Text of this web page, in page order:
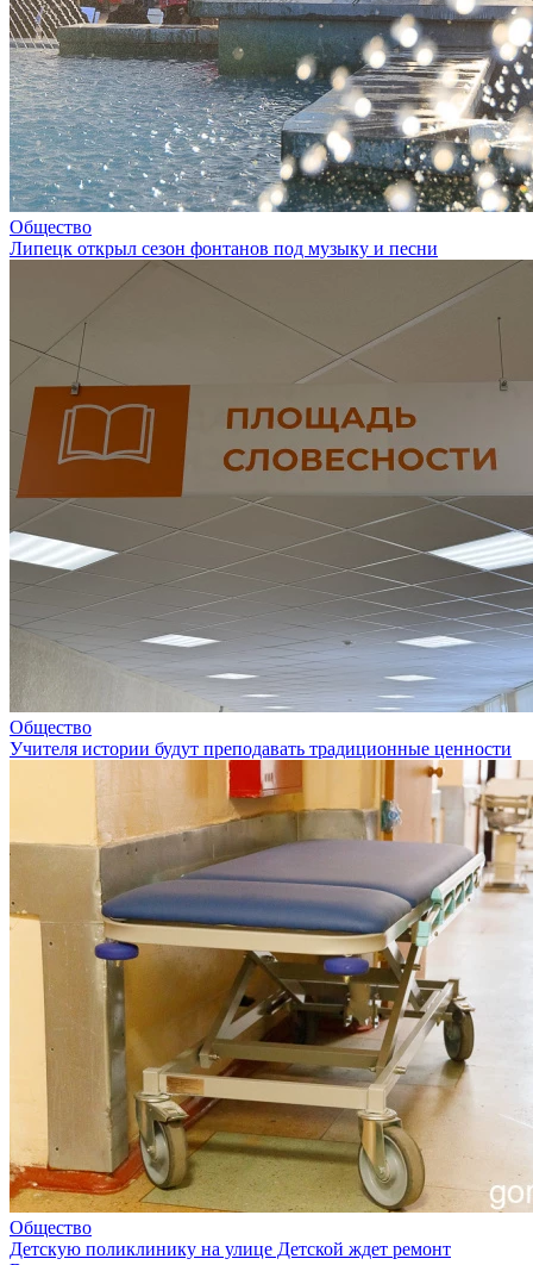
Общество
Липецк открыл сезон фонтанов под музыку и песни
Общество
Учителя истории будут преподавать традиционные ценности
Общество
Детскую поликлинику на улице Детской ждет ремонт